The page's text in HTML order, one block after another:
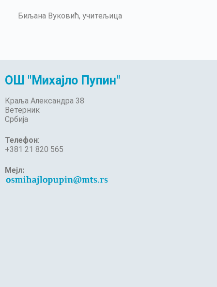
Биљана Вуковић, учитељица
ОШ "Михајло Пупин"
Краља Александра 38
Ветерник
Србија
Телефон:
+381 21 820 565
Мејл: